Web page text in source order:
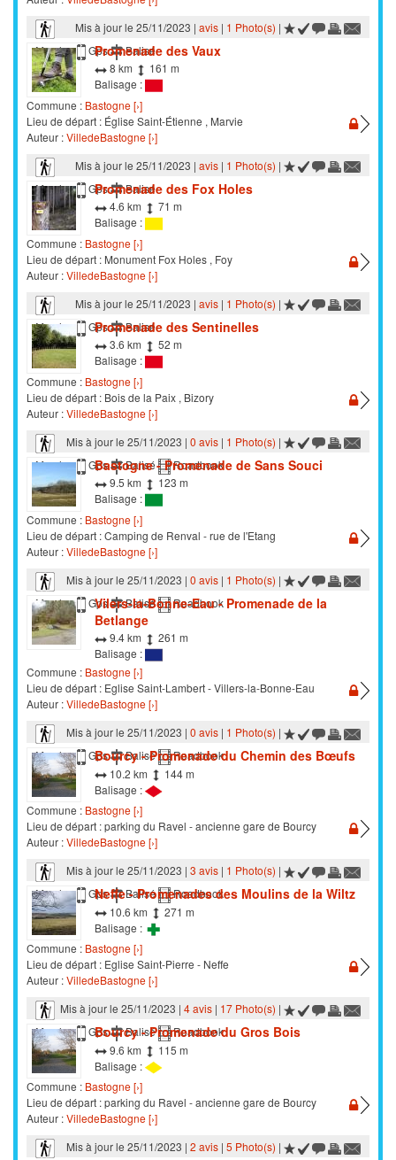
Mis à jour le 25/11/2023 | avis| 1 Photo(s) |
Marche
Gps Balisé
Promenade des Vaux
8 km
161 m
Balisage :
Commune : Bastogne [›]
Lieu de départ : Église Saint-Étienne , Marvie
Auteur :VilledeBastogne [›]
Mis à jour le 25/11/2023 | avis| 1 Photo(s) |
Marche
Gps Balisé
Promenade des Fox Holes
4.6 km
71 m
Balisage :
Commune : Bastogne [›]
Lieu de départ : Monument Fox Holes , Foy
Auteur :VilledeBastogne [›]
Mis à jour le 25/11/2023 | avis| 1 Photo(s) |
Marche
Gps Balisé
Promenade des Sentinelles
3.6 km
52 m
Balisage :
Commune : Bastogne [›]
Lieu de départ : Bois de la Paix , Bizory
Auteur :VilledeBastogne [›]
Mis à jour le 25/11/2023 | 0 avis| 1 Photo(s) |
Marche
Gps Balisé Roadbook
Bastogne - Promenade de Sans Souci
9.5 km
123 m
Balisage :
Commune : Bastogne [›]
Lieu de départ : Camping de Renval - rue de l'Etang
Auteur :VilledeBastogne [›]
Mis à jour le 25/11/2023 | 0 avis| 1 Photo(s) |
Marche
Gps Balisé Roadbook
Vilers-la-Bonne-Eau - Promenade de la
Betlange
9.4 km
261 m
Balisage :
Commune : Bastogne [›]
Lieu de départ : Eglise Saint-Lambert - Villers-la-Bonne-Eau
Auteur :VilledeBastogne [›]
Mis à jour le 25/11/2023 | 0 avis| 1 Photo(s) |
Marche
Gps Balisé Roadbook
Bourcy - Promenade du Chemin des Bœufs
10.2 km
144 m
Balisage :
Commune : Bastogne [›]
Lieu de départ : parking du Ravel - ancienne gare de Bourcy
Auteur :VilledeBastogne [›]
Mis à jour le 25/11/2023 | 3 avis| 1 Photo(s) |
Marche
Gps Balisé Roadbook
Neffe - Promenades des Moulins de la Wiltz
10.6 km
271 m
Balisage :
Commune : Bastogne [›]
Lieu de départ : Eglise Saint-Pierre - Neffe
Auteur :VilledeBastogne [›]
Mis à jour le 25/11/2023 | 4 avis| 17 Photo(s) |
Marche
Gps Balisé Roadbook
Bourcy - Promenade du Gros Bois
9.6 km
115 m
Balisage :
Commune : Bastogne [›]
Lieu de départ : parking du Ravel - ancienne gare de Bourcy
Auteur :VilledeBastogne [›]
Mis à jour le 25/11/2023 | 2 avis| 5 Photo(s) |